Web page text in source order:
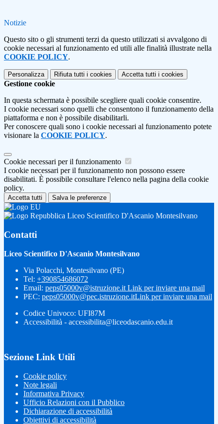
Notizie
Questo sito o gli strumenti terzi da questo utilizzati si avvalgono di
cookie necessari al funzionamento ed utili alle finalità illustrate nella
COOKIE POLICY.
Personalizza Rifiuta tutti i cookies Accetta tutti i cookies
Gestione cookie
In questa schermata è possibile scegliere quali cookie consentire.
I cookie necessari sono quelli che consentono il funzionamento della
piattaforma e non è possibile disabilitarli.
Per conoscere quali sono i cookie necessari al funzionamento potete
visionare la COOKIE POLICY.
Cookie necessari per il funzionamento
I cookie necessari per il funzionamento non possono essere
disabilitati. È possibile consultare l'elenco nella pagina della cookie
policy.
Accetta tutti Salva le preferenze
Liceo Scientifico D'Ascanio Montesilvano
Contatti
Liceo Scientifico D'Ascanio Montesilvano
Via Polacchi, Montesilvano (PE)
Tel: +390854686072
Email: peps05000v@istruzione.it Link per inviare una mail
PEC: peps05000v@pec.istruzione.itLink per inviare una mail
Codice Univoco: UFI87M
Accessibilità - accessibilita@liceodascanio.edu.it
Sezione Link Utili
Cookie policy
Note legali
Informativa Privacy
Ufficio Relazioni con il Pubblico
Dichiarazione di accessibilità
Obiettivi di accessibilità